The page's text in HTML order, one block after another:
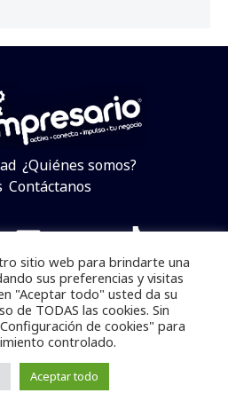
¿Quiénes somos?
Contáctanos
LinkedIn
Telegram
YouTube
TikTok
los derechos reservados.
información total o parcial sin
a la fuente.
poryalla ya!
sitio web para brindarte una
sus preferencias y visitas
"Aceptar todo" usted da su
de TODAS las cookies. Sin
de cookies" para
controlado.
Aceptar todo